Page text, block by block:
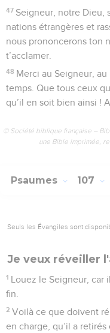
47 Seigneur, notre Dieu,
nations étrangères et
nous prononcerons ton
t’acclamer.
48 Merci au Seigneur,
temps. Que tous ceux
qu’il en soit bien ainsi !
© Société biblique française –
une Bible imprimée,
Psaumes 107
Seuls les Évangiles sont
Je veux réveiller
1 Louez le Seigneur, car
fin.
2 Voilà ce que doivent
en charge, qu’il a